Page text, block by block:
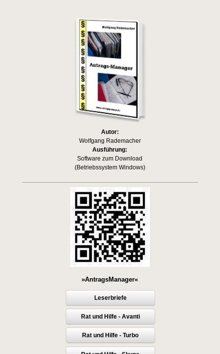
Autor:
Wolfgang Rademacher
Ausführung:
Software zum Download
(Betriebssystem Windows)
»AntragsManager«
Leserbriefe
Rat und Hilfe - Avanti
Rat und Hilfe - Turbo